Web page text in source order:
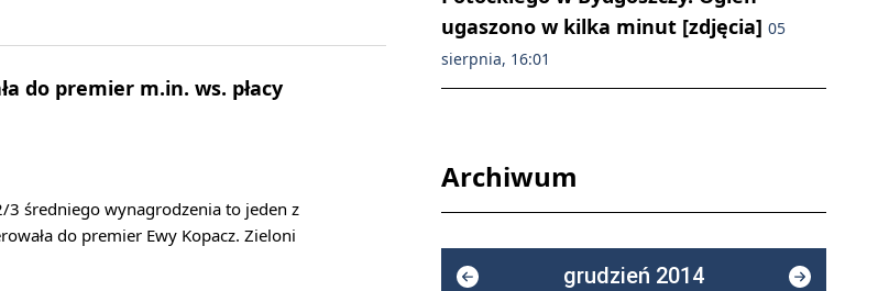
do premier m.in. ws. płacy
3 średniego wynagrodzenia to jeden z
do premier Ewy Kopacz. Zieloni
ugaszono w kilka minut [zdjęcia] 05
sierpnia, 16:01
Archiwum
grudzień 2014